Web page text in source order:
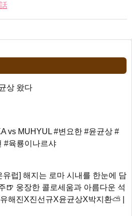
상 왔다
vs MUHYUL #변요한 #윤균상 #
#육룡이나르샤
유럽] 해지는 로마 시내를 한눈에 담
🍺 웅장한 콜로세움과 아름다운 석
해진X진선규X윤균상X박지환⛅ |